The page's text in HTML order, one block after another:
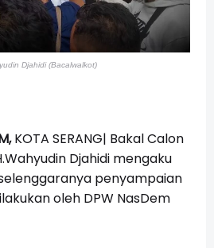
Djahidi (Bacalwalkot)
KOTA SERANG| Bakal Calon
Djahidi mengaku
penyampaian
oleh DPW NasDem